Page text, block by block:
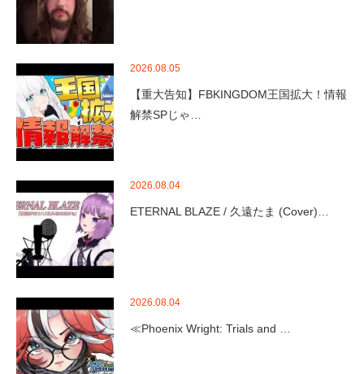
2026.08.05
【重大告知】FBKINGDOM王国拡大！情報
解禁SPじゃ…
2026.08.04
ETERNAL BLAZE / 久遠たま (Cover)…
2026.08.04
≪Phoenix Wright: Trials and …